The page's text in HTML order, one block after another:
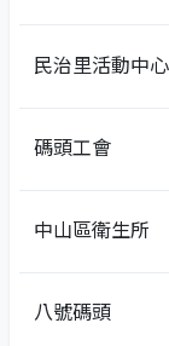
民治里活動中心
碼頭工會
中山區衛生所
八號碼頭